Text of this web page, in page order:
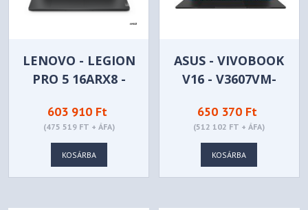
LENOVO - LEGION
PRO 5 16ARX8 -
603 910 Ft
(475 519 FT + ÁFA)
KOSÁRBA
ASUS - VIVOBOOK
V16 - V3607VM-
650 370 Ft
(512 102 FT + ÁFA)
KOSÁRBA